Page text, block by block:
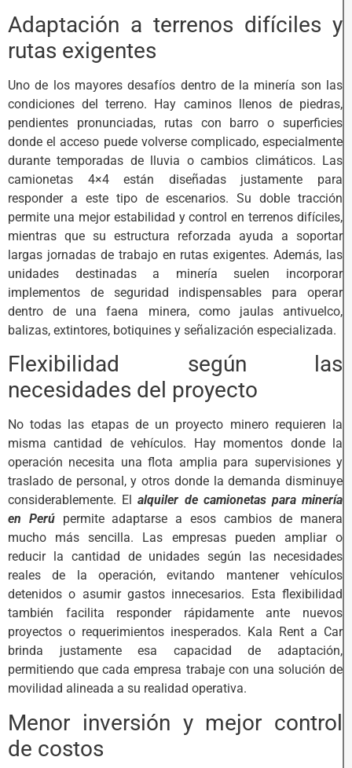
Adaptación a terrenos difíciles y
rutas exigentes
Uno de los mayores desafíos dentro de la minería son las
condiciones del terreno. Hay caminos llenos de piedras,
pendientes pronunciadas, rutas con barro o superficies
donde el acceso puede volverse complicado, especialmente
durante temporadas de lluvia o cambios climáticos. Las
camionetas 4×4 están diseñadas justamente para
responder a este tipo de escenarios. Su doble tracción
permite una mejor estabilidad y control en terrenos difíciles,
mientras que su estructura reforzada ayuda a soportar
largas jornadas de trabajo en rutas exigentes. Además, las
unidades destinadas a minería suelen incorporar
implementos de seguridad indispensables para operar
dentro de una faena minera, como jaulas antivuelco,
balizas, extintores, botiquines y señalización especializada.
Flexibilidad según las
necesidades del proyecto
No todas las etapas de un proyecto minero requieren la
misma cantidad de vehículos. Hay momentos donde la
operación necesita una flota amplia para supervisiones y
traslado de personal, y otros donde la demanda disminuye
considerablemente. Elalquiler de camionetas para minería
en Perúpermite adaptarse a esos cambios de manera
mucho más sencilla. Las empresas pueden ampliar o
reducir la cantidad de unidades según las necesidades
reales de la operación, evitando mantener vehículos
detenidos o asumir gastos innecesarios. Esta flexibilidad
también facilita responder rápidamente ante nuevos
proyectos o requerimientos inesperados. Kala Rent a Car
brinda justamente esa capacidad de adaptación,
permitiendo que cada empresa trabaje con una solución de
movilidad alineada a su realidad operativa.
Menor inversión y mejor control
de costos